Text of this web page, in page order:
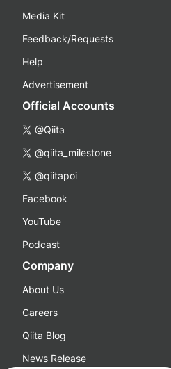
Media Kit
Feedback/Requests
Help
Advertisement
Official Accounts
@Qiita
@qiita_milestone
@qiitapoi
Facebook
YouTube
Podcast
Company
About Us
Careers
Qiita Blog
News Release